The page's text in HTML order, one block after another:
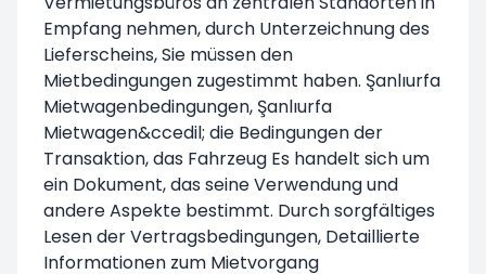
Empfang nehmen, durch Unterzeichnung des
Lieferscheins, Sie müssen den
Mietbedingungen zugestimmt haben. Şanlıurfa
Mietwagenbedingungen, Şanlıurfa
Mietwagen&ccedil; die Bedingungen der
Transaktion, das Fahrzeug Es handelt sich um
ein Dokument, das seine Verwendung und
andere Aspekte bestimmt. Durch sorgfältiges
Lesen der Vertragsbedingungen, Detaillierte
Informationen zum Mietvorgang